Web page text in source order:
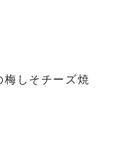
しそチーズ焼